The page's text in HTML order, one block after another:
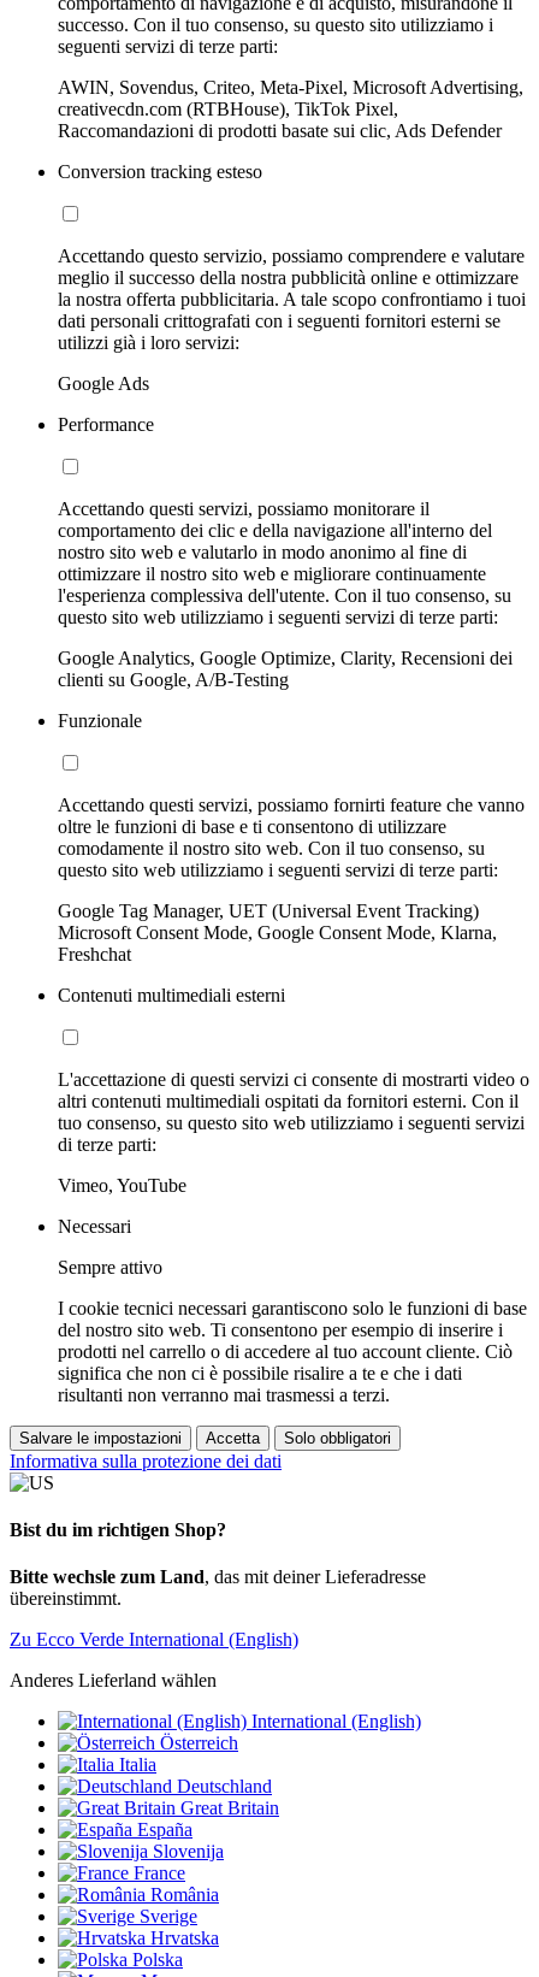
successo. Con il tuo consenso, su questo sito utilizziamo i
seguenti servizi di terze parti:
AWIN, Sovendus, Criteo, Meta-Pixel, Microsoft Advertising,
creativecdn.com (RTBHouse), TikTok Pixel,
Raccomandazioni di prodotti basate sui clic, Ads Defender
Conversion tracking esteso
Accettando questo servizio, possiamo comprendere e valutare
meglio il successo della nostra pubblicità online e ottimizzare
la nostra offerta pubblicitaria. A tale scopo confrontiamo i tuoi
dati personali crittografati con i seguenti fornitori esterni se
utilizzi già i loro servizi:
Google Ads
Performance
Accettando questi servizi, possiamo monitorare il
comportamento dei clic e della navigazione all'interno del
nostro sito web e valutarlo in modo anonimo al fine di
ottimizzare il nostro sito web e migliorare continuamente
l'esperienza complessiva dell'utente. Con il tuo consenso, su
questo sito web utilizziamo i seguenti servizi di terze parti:
Google Analytics, Google Optimize, Clarity, Recensioni dei
clienti su Google, A/B-Testing
Funzionale
Accettando questi servizi, possiamo fornirti feature che vanno
oltre le funzioni di base e ti consentono di utilizzare
comodamente il nostro sito web. Con il tuo consenso, su
questo sito web utilizziamo i seguenti servizi di terze parti:
Google Tag Manager, UET (Universal Event Tracking)
Microsoft Consent Mode, Google Consent Mode, Klarna,
Freshchat
Contenuti multimediali esterni
L'accettazione di questi servizi ci consente di mostrarti video o
altri contenuti multimediali ospitati da fornitori esterni. Con il
tuo consenso, su questo sito web utilizziamo i seguenti servizi
di terze parti:
Vimeo, YouTube
Necessari
Sempre attivo
I cookie tecnici necessari garantiscono solo le funzioni di base
del nostro sito web. Ti consentono per esempio di inserire i
prodotti nel carrello o di accedere al tuo account cliente. Ciò
significa che non ci è possibile risalire a te e che i dati
risultanti non verranno mai trasmessi a terzi.
Salvare le impostazioni Accetta Solo obbligatori
Informativa sulla protezione dei dati
Bist du im richtigen Shop?
Bitte wechsle zum Land, das mit deiner Lieferadresse
übereinstimmt.
Zu Ecco Verde International (English)
Anderes Lieferland wählen
International (English)
Österreich
Italia
Deutschland
Great Britain
España
Slovenija
France
România
Sverige
Hrvatska
Polska